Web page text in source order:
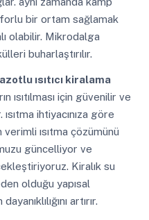
bir ortam sağlamak
olabilir. Mikrodalga
buharlaştırılır.
ısıtıcı kiralama
ısıtılması için güvenilir ve
ihtiyacınıza göre
ısıtma çözümünü
güncelliyor ve
Kiralık su
olduğu yapısal
artırır.